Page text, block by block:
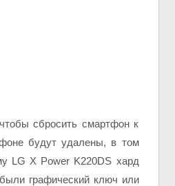
сбросить смартфон к
будут удалены, в том
LG X Power K220DS хард
графический ключ или